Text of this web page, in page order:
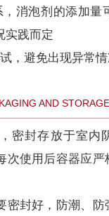
消泡剂的添加量
实践而定
，避免出现异常
AND STORAGE
密封存放于室内
次使用后容器应
密封好，防潮、防